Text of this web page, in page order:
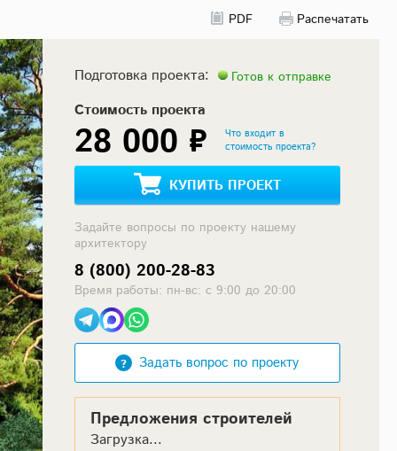
PDF
Распечатать
Подготовка проекта: Готов к отправке
Стоимость проекта
28 000 ₽
Что входит в
стоимость проекта?
КУПИТЬ ПРОЕКТ
Задайте вопросы по проекту нашему
архитектору
8 (800) 200-28-83
Время работы: пн-вс: с 9:00 до 20:00
Задать вопрос по проекту
Предложения строителей
Загрузка...